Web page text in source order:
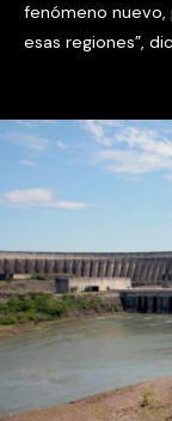
fenómeno nuevo,
esas regiones”,